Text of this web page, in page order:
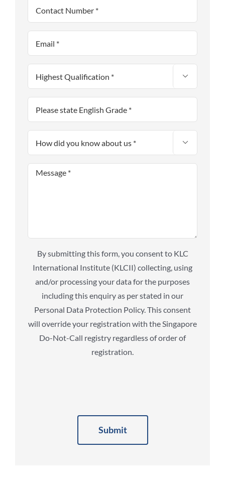


By submitting this form, you consent to KLC
International Institute (KLCII) collecting, using
and/or processing your data for the purposes
including this enquiry as per stated in our
Personal Data Protection Policy. This consent
will override your registration with the Singapore
Do-Not-Call registry regardless of order of
registration.